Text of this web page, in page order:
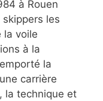
à Rouen
skippers les
la voile
à la
la
carrière
la technique et